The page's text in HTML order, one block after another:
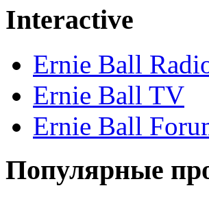
Interactive
Ernie Ball
Ernie Ball TV
Ernie Ball
Популярные